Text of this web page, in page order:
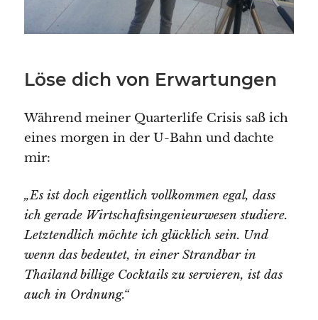
Löse dich von Erwartungen
Während meiner Quarterlife Crisis saß ich
eines morgen in der U-Bahn und dachte
mir:
„Es ist doch eigentlich vollkommen egal, dass
ich gerade Wirtschaftsingenieurwesen studiere.
Letztendlich möchte ich glücklich sein. Und
wenn das bedeutet, in einer Strandbar in
Thailand billige Cocktails zu servieren, ist das
auch in Ordnung.“